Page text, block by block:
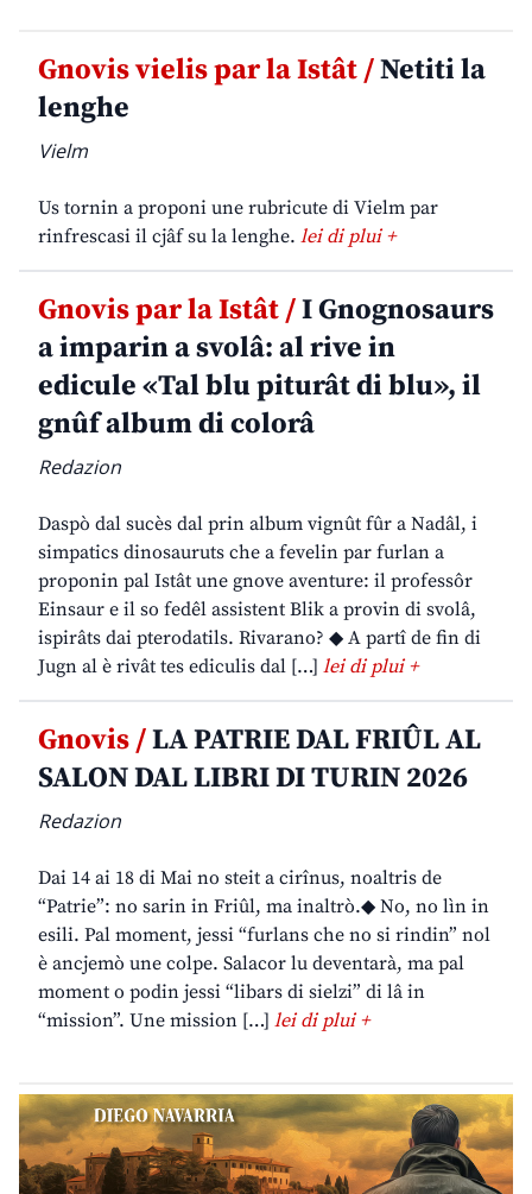
Gnovis vielis par la Istât /Netiti la
lenghe
Vielm
Us tornin a proponi une rubricute di Vielm par
rinfrescasi il cjâf su la lenghe. lei di plui +
Gnovis par la Istât /I Gnognosaurs
a imparin a svolâ: al rive in
edicule «Tal blu piturât di blu», il
gnûf album di colorâ
Redazion
Daspò dal sucès dal prin album vignût fûr a Nadâl, i
simpatics dinosauruts che a fevelin par furlan a
proponin pal Istât une gnove aventure: il professôr
Einsaur e il so fedêl assistent Blik a provin di svolâ,
ispirâts dai pterodatils. Rivarano? ◆ A partî de fin di
Jugn al è rivât tes ediculis dal […] lei di plui +
Gnovis /LA PATRIE DAL FRIÛL AL
SALON DAL LIBRI DI TURIN 2026
Redazion
Dai 14 ai 18 di Mai no steit a cirînus, noaltris de
“Patrie”: no sarin in Friûl, ma inaltrò.◆ No, no lìn in
esili. Pal moment, jessi “furlans che no si rindin” nol
è ancjemò une colpe. Salacor lu deventarà, ma pal
moment o podin jessi “libars di sielzi” di lâ in
“mission”. Une mission […] lei di plui +